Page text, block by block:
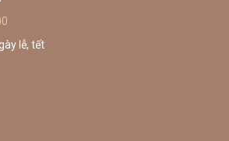
lễ, tết